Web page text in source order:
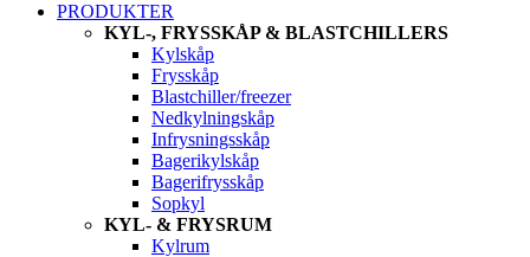
PRODUKTER
KYL-, FRYSSKÅP & BLASTCHILLERS
Kylskåp
Frysskåp
Blastchiller/freezer
Nedkylningskåp
Infrysningsskåp
Bagerikylskåp
Bagerifrysskåp
Sopkyl
KYL- & FRYSRUM
Kylrum